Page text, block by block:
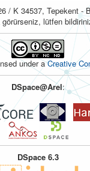
/ K 34537, Tepekent
lütfen
under aCreative
DSpace@Arel:
DSpace 6.3